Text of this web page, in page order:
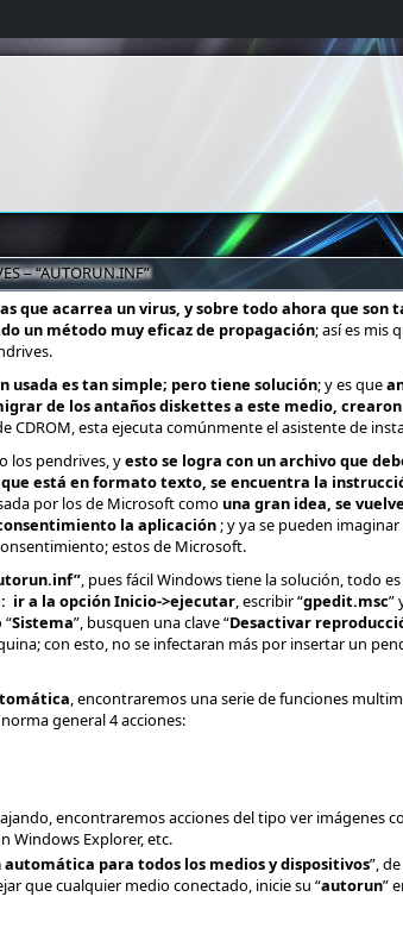
– “AUTORUN.INF”
que acarrea un virus, y sobre todo ahora que son
un método muy eficaz de propagación; así es mis
usada es tan simple; pero tiene solución; y es que
de los antaños diskettes a este medio,
CDROM, esta ejecuta comúnmente el asistente de
los pendrives, yesto se logra con un archivo que
está en formato texto, se encuentra la
por los de Microsoft como una gran idea, se
la aplicación; y ya se pueden
estos de Microsoft.
, pues fácil Windows tiene la solución, todo
ir a la opción Inicio->ejecutar, escribir “gpedit.msc”
Sistema”, busquen una clave “Desactivar
con esto, no se infectaran más por insertar un
, encontraremos una serie de funciones
general 4 acciones:
encontraremos acciones del tipo ver imágenes
Windows Explorer, etc.
para todos los medios y dispositivos”,
que cualquier medio conectado, inicie su “autorun”